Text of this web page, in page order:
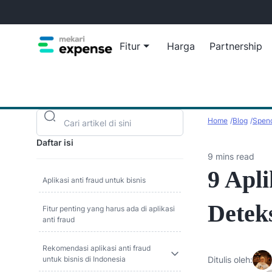
Fitur
Virtual
Kelola
Harga Partnership
Blog
Wawasan,
Daftar isi
Aplikasi anti fraud untuk bisnis
Fitur penting yang harus ada di aplikasi
anti fraud
Rekomendasi aplikasi anti fraud
untuk bisnis di Indonesia
Home Blog
9 mins read
9
Ditulis oleh: